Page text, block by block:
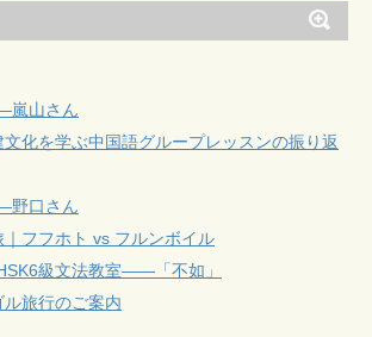
嵐山さん
化を学ぶ中国語グループレッスンの振り返
野口さん
フフホト vs フルンボイル
級文法教室——「不如」
旅行のご案内